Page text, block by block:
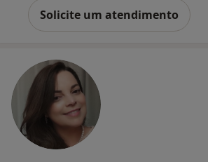
Solicite um atendimento